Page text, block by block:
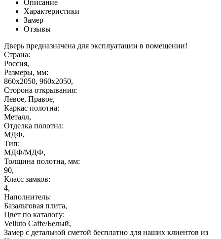
Описание
Характеристики
Замер
Отзывы
Дверь предназначена для эксплуатации в помещении!
Страна:
Россия,
Размеры, мм:
860х2050, 960х2050,
Сторона открывания:
Левое, Правое,
Каркас полотна:
Металл,
Отделка полотна:
МДФ,
Тип:
МДФ/МДФ,
Толщина полотна, мм:
90,
Класс замков:
4,
Наполнитель:
Базальтовая плита,
Цвет по каталогу:
Velluto Caffe/Белый,
Замер с детальной сметой бесплатно для наших клиентов из